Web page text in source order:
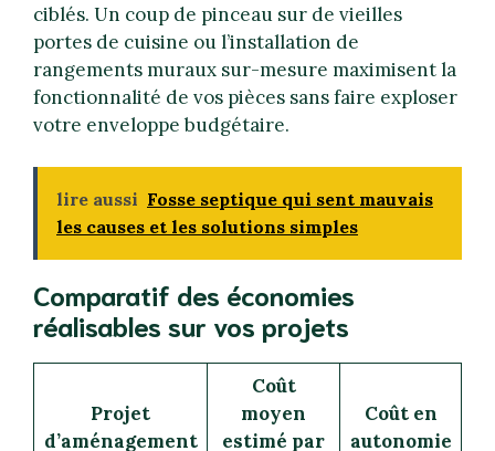
ciblés. Un coup de pinceau sur de vieilles
portes de cuisine ou l’installation de
rangements muraux sur-mesure maximisent la
fonctionnalité de vos pièces sans faire exploser
votre enveloppe budgétaire.
lire aussi Fosse septique qui sent mauvais
les causes et les solutions simples
Comparatif des économies
réalisables sur vos projets
Projet
d’aménagement
Coût
moyen
estimé par
Coût en
autonomie